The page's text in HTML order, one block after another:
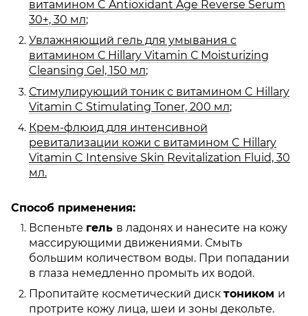
витамином C Antioxidant Age Reverse Serum
30+, 30 мл;
Увлажняющий гель для умывания с
витамином С Hillary Vitamin С Мoisturizing
Cleansing Gel, 150 мл;
Стимулирующий тоник с витамином C Hillary
Vitamin C Stimulating Toner, 200 мл;
Крем-флюид для интенсивной
ревитализации кожи с витамином C Hillary
Vitamin C Intensive Skin Revitalization Fluid, 30
мл.
Способ применения:
Вспеньте гель в ладонях и нанесите на кожу
массирующими движениями. Смыть
большим количеством воды. При попадании
в глаза немедленно промыть их водой.
Пропитайте косметический диск тоником и
протрите кожу лица, шеи и зоны декольте.